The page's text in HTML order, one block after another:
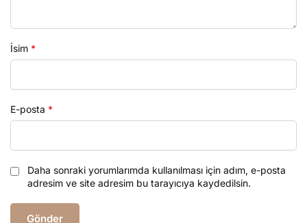
İsim *
E-posta *
Daha sonraki yorumlarımda kullanılması için adım, e-posta
adresim ve site adresim bu tarayıcıya kaydedilsin.